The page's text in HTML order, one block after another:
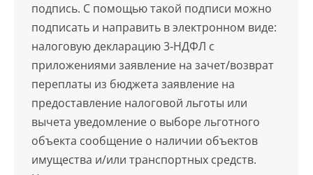
подпись. С помощью такой подписи можно
подписать и направить в электронном виде:
налоговую декларацию 3‑НДФЛ с
приложениями заявление на зачет/возврат
переплаты из бюджета заявление на
предоставление налоговой льготы или
вычета уведомление о выборе льготного
объекта сообщение о наличии объектов
имущества и/или транспортных средств.